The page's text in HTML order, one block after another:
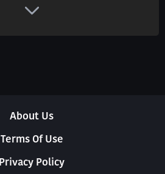
About Us
Terms Of Use
Privacy Policy